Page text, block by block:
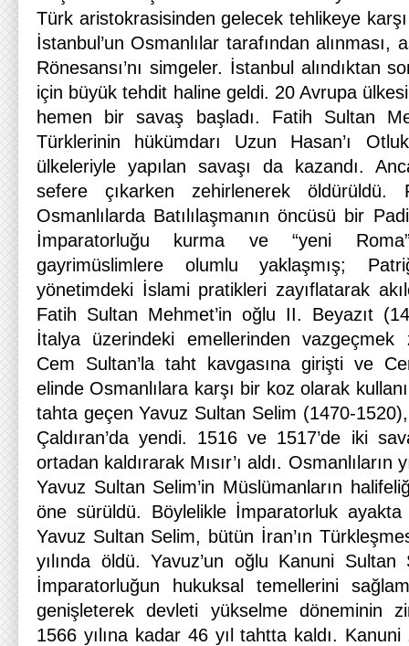
Türk aristokrasisinden gelecek tehlikeye
İstanbul’un Osmanlılar tarafından alınması,
Rönesansı’nı simgeler. İstanbul alındıktan
için büyük tehdit haline geldi. 20 Avrupa
hemen bir savaş başladı. Fatih Sultan
Türklerinin hükümdarı Uzun Hasan’ı
ülkeleriyle yapılan savaşı da kazandı.
sefere çıkarken zehirlenerek öldürüldü.
Osmanlılarda Batılılaşmanın öncüsü bir
İmparatorluğu kurma ve “yeni
gayrimüslimlere olumlu yaklaşmış;
yönetimdeki İslami pratikleri zayıflatarak
Fatih Sultan Mehmet’in oğlu II. Beyazıt
İtalya üzerindeki emellerinden vazgeçmek
Cem Sultan’la taht kavgasına girişti ve
elinde Osmanlılara karşı bir koz olarak
tahta geçen Yavuz Sultan Selim (1470-
Çaldıran’da yendi. 1516 ve 1517’de iki
ortadan kaldırarak Mısır’ı aldı. Osmanlıların
Yavuz Sultan Selim’in Müslümanların
öne sürüldü. Böylelikle İmparatorluk ayakta
Yavuz Sultan Selim, bütün İran’ın
yılında öldü. Yavuz’un oğlu Kanuni Sultan
İmparatorluğun hukuksal temellerini
genişleterek devleti yükselme döneminin
1566 yılına kadar 46 yıl tahtta kaldı.